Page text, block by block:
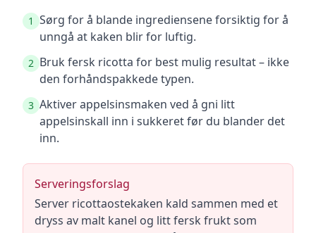
1 Sørg for å blande ingrediensene forsiktig for å
unngå at kaken blir for luftig.
2 Bruk fersk ricotta for best mulig resultat – ikke
den forhåndspakkede typen.
3 Aktiver appelsinsmaken ved å gni litt
appelsinskall inn i sukkeret før du blander det
inn.
Serveringsforslag
Server ricottaostekaken kald sammen med et
dryss av malt kanel og litt fersk frukt som